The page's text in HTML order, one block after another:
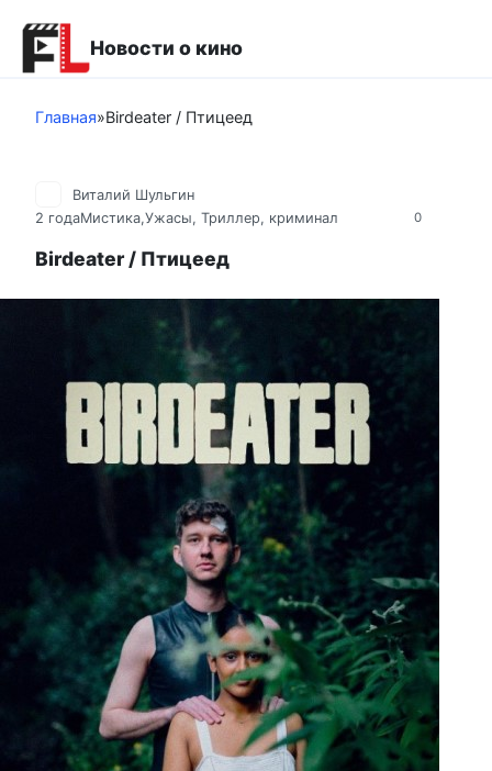
контенту
Новости о кино
Главная»Birdeater / Птицеед
0
Виталий Шульгин
2 годаМистика,Ужасы, Триллер, криминал
Birdeater / Птицеед